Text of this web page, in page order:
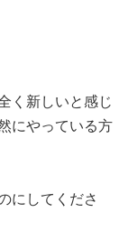
く新しいと感じ
にやっている方
にしてくださ